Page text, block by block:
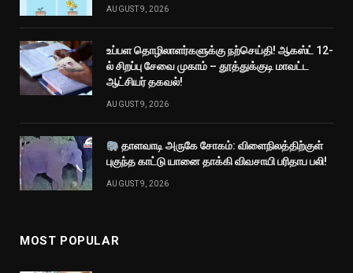
AUGUST 9, 2026
உப்பள தொழிலாளர்களுக்கு நற்செய்தி! ஆகஸ்ட் 12-
ல் சிறப்பு சேவை முகாம் – தூத்துக்குடி மாவட்ட
ஆட்சியர் தகவல்!
AUGUST 9, 2026
தாளவாடி அருகே சோகம்: விளைநிலத்திற்குள்
புகுந்த காட்டு யானை தாக்கி விவசாயி பரிதாப பலி!
AUGUST 9, 2026
MOST POPULAR